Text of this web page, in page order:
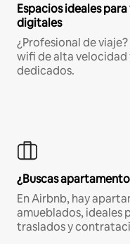
Espacios ideales
digitales
¿Profesional de
wifi de alta velocidad
dedicados.
¿Buscas
En Airbnb, hay
amueblados, ideales
traslados y